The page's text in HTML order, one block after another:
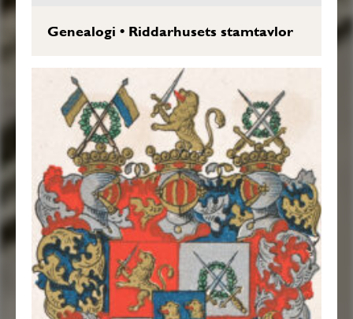
Genealogi • Riddarhusets stamtavlor